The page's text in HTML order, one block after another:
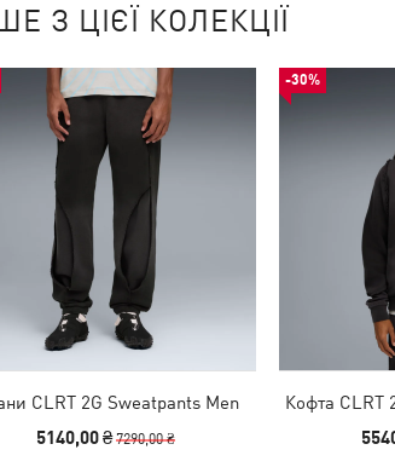
З ЦІЄЇ КОЛЕКЦІЇ
CLRT 2G Sweatpants Men
5140,00 ₴7290,00 ₴
-30%
Кофта CLRT